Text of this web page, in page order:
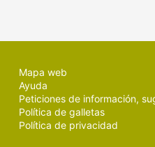
Mapa web
Ayuda
Peticiones de información,
Política de galletas
Política de privacidad